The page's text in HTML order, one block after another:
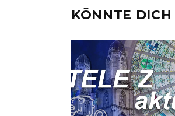
KÖNNTE DICH